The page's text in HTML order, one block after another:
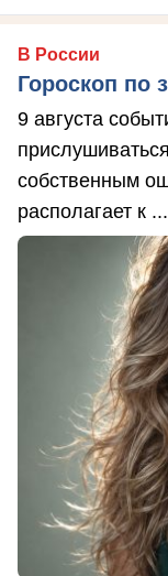
В России
Гороскоп по
9 августа
собственным
располагает к ...